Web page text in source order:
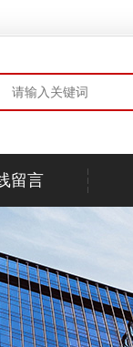
留言